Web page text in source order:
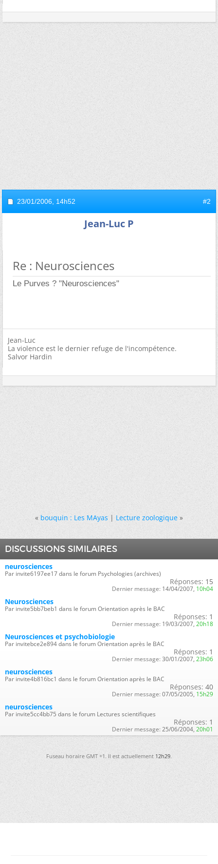
23/01/2006, 14h52 #2
Jean-Luc P
Re : Neurosciences
Le Purves ? "Neurosciences"
Jean-Luc
La violence est le dernier refuge de l'incompétence.
Salvor Hardin
« bouquin : Les MAyas|Lecture zoologique »
DISCUSSIONS SIMILAIRES
neurosciences
Par invite6197ee17 dans le forum Psychologies (archives)
Réponses: 15
Dernier message: 14/04/2007, 10h04
Neurosciences
Par invite5bb7beb1 dans le forum Orientation après le BAC
Réponses: 1
Dernier message: 19/03/2007, 20h18
Neurosciences et psychobiologie
Par invitebce2e894 dans le forum Orientation après le BAC
Réponses: 1
Dernier message: 30/01/2007, 23h06
neurosciences
Par invite4b816bc1 dans le forum Orientation après le BAC
Réponses: 40
Dernier message: 07/05/2005, 15h29
neurosciences
Par invite5cc4bb75 dans le forum Lectures scientifiques
Réponses: 1
Dernier message: 25/06/2004, 20h01
Fuseau horaire GMT +1. Il est actuellement12h29.